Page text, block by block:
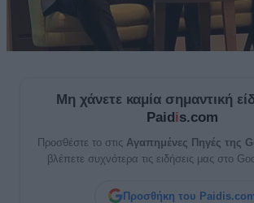
Μη χάνετε καμία σημαντική
Paidis.com
Προσθέστε το στις Αγαπημένες Πηγές της
βλέπετε συχνότερα τις ειδήσεις μας στο
Προσθήκη του